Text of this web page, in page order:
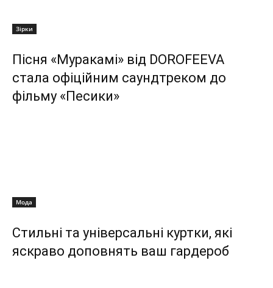
Зірки
Пісня «Муракамі» від DOROFEEVA
стала офіційним саундтреком до
фільму «Песики»
Мода
Стильні та універсальні куртки, які
яскраво доповнять ваш гардероб